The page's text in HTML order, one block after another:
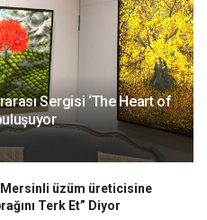
Sergisi ‘The Heart of
Mersinli üzüm üreticisine
Terk Et” Diyor